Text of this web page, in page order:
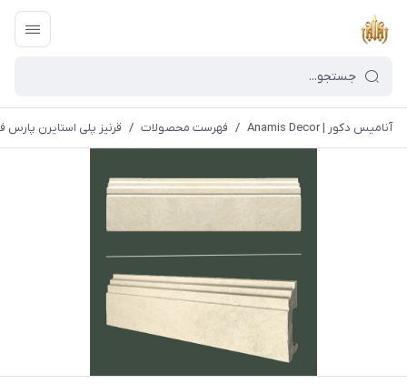
آنامیس دکور | Anamis Decor / فهرست محصولات / قرنیز پلی استایرن پارس